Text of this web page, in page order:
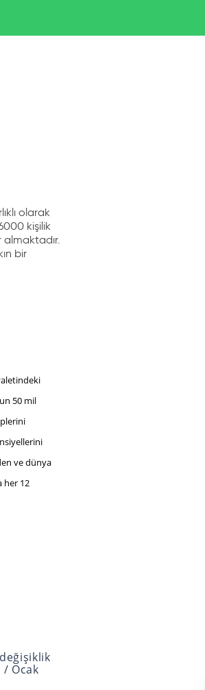
olarak
kişilik
bir
50 mil
ve dünya
her 12
Ocak